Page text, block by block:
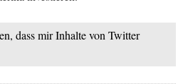
dass mir Inhalte von Twitter